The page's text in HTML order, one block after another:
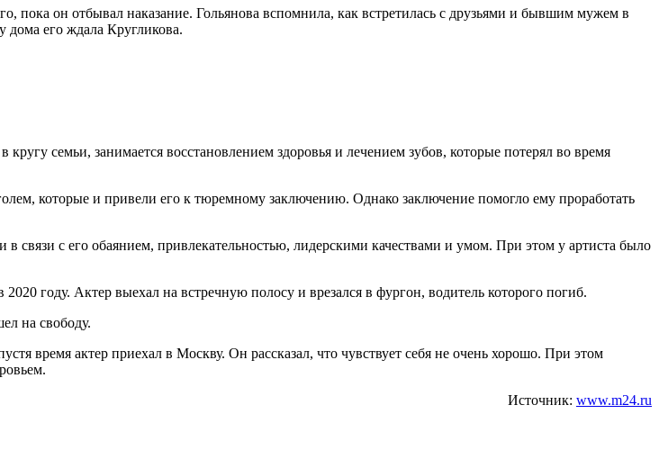
пока он отбывал наказание. Гольянова вспомнила, как встретилась с друзьями и бывшим мужем в
дома его ждала Кругликова.
семьи, занимается восстановлением здоровья и лечением зубов, которые потерял во время
которые и привели его к тюремному заключению. Однако заключение помогло ему проработать
связи с его обаянием, привлекательностью, лидерскими качествами и умом. При этом у артиста было
году. Актер выехал на встречную полосу и врезался в фургон, водитель которого погиб.
на свободу.
время актер приехал в Москву. Он рассказал, что чувствует себя не очень хорошо. При этом
Источник: www.m24.ru